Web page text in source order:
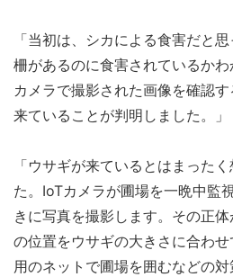
「当初は、シカによる食害だと
柵があるのに食害されているか
カメラで撮影された画像を確認
来ていることが判明しました。」
「ウサギが来ているとはまった
た。IoTカメラが圃場を一晩中監
きに写真を撮影します。その正
の位置をウサギの大きさに合わ
用のネットで圃場を囲むなどの